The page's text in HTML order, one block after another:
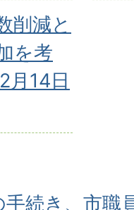
削減と
を考
月14日
続き、市職